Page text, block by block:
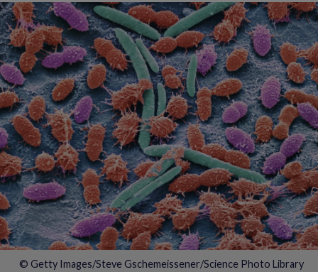
© Getty Images/Steve Gschemeissener/Science Photo Library